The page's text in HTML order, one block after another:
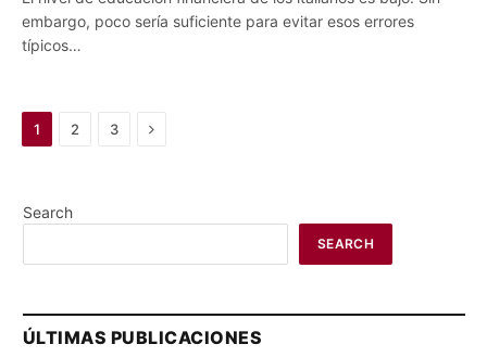
embargo, poco sería suficiente para evitar esos errores
típicos…
1 2 3 Next
Search
SEARCH
ÚLTIMAS PUBLICACIONES